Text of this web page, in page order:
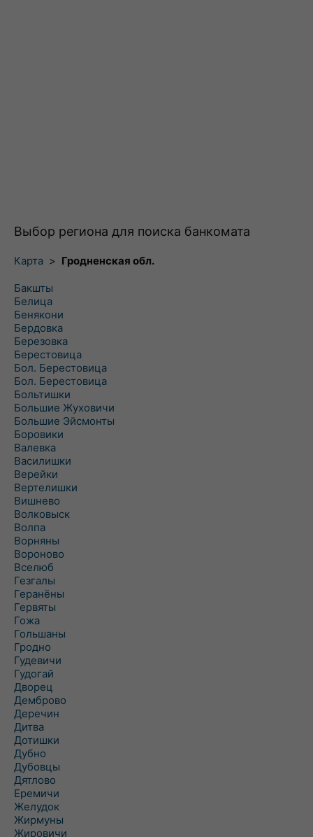
Выбор региона для поиска банкомата
Карта > Гродненская обл.
Бакшты
Белица
Бенякони
Бердовка
Березовка
Берестовица
Бол. Берестовица
Бол. Берестовица
Больтишки
Большие Жуховичи
Большие Эйсмонты
Боровики
Валевка
Василишки
Верейки
Вертелишки
Вишнево
Волковыск
Волпа
Ворняны
Вороново
Вселюб
Гезгалы
Геранёны
Гервяты
Гожа
Гольшаны
Гродно
Гудевичи
Гудогай
Дворец
Демброво
Деречин
Дитва
Дотишки
Дубно
Дубовцы
Дятлово
Еремичи
Желудок
Жирмуны
Жировичи